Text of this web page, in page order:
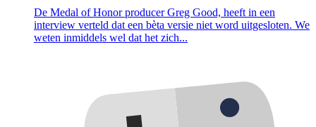
De Medal of Honor producer Greg Good, heeft in een
interview verteld dat een bèta versie niet word uitgesloten. We
weten inmiddels wel dat het zich...